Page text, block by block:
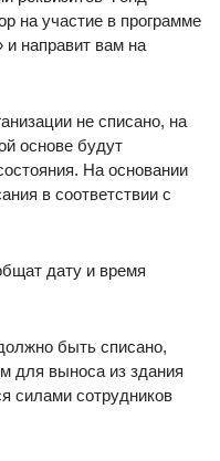
на участие в программе
и направит вам на
не списано, на
основе будут
На основании
в соответствии с
дату и время
быть списано,
для выноса из здания
силами сотрудников